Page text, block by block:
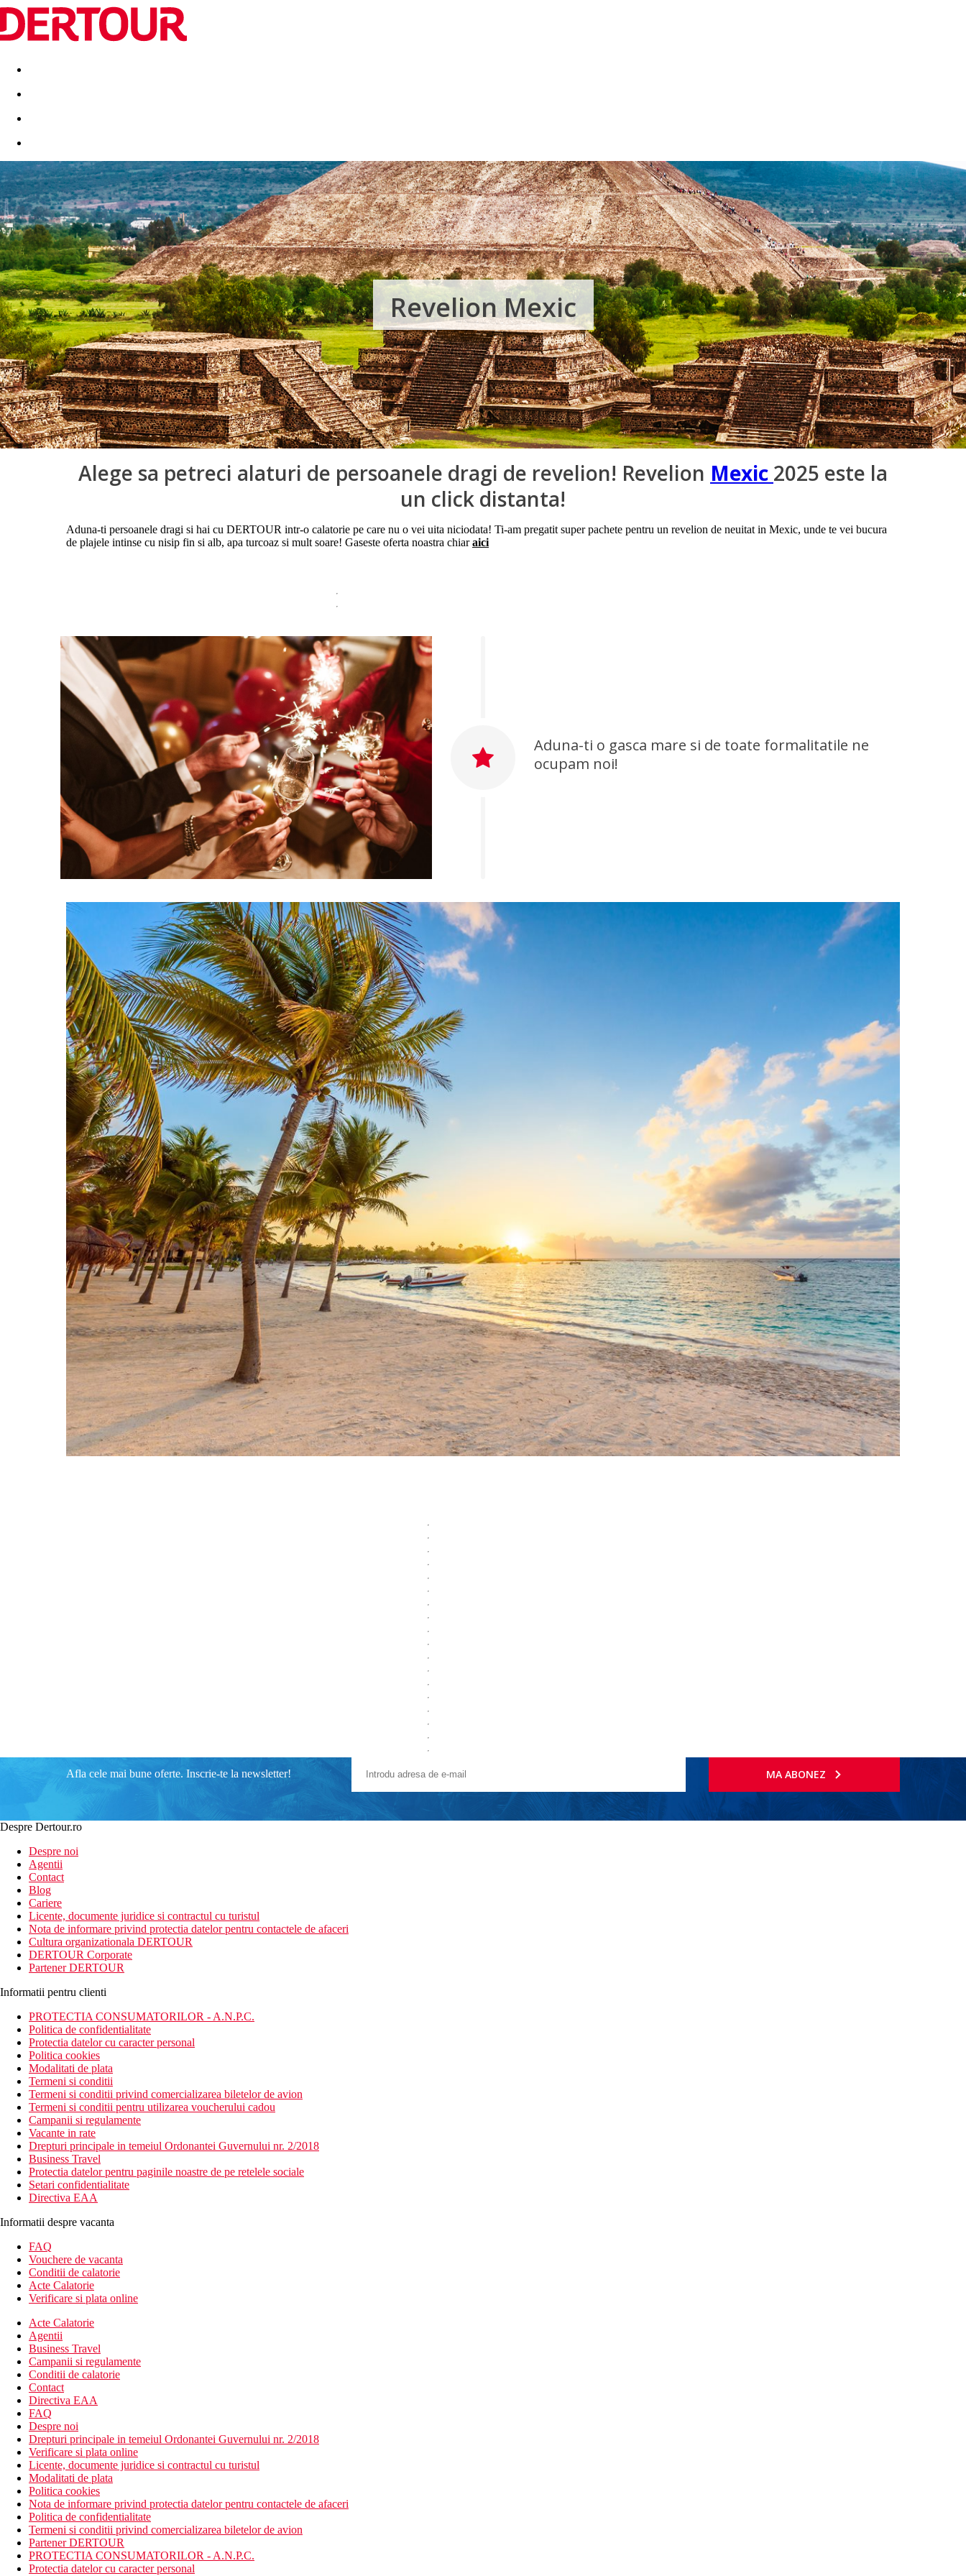
Destinatii Vacanta perfecta OFERTE DE NERATAT
Revelion Mexic
Alege sa petreci alaturi de persoanele dragi de revelion! Revelion Mexic 2025 este la
un click distanta!
Aduna-ti persoanele dragi si hai cu DERTOUR intr-o calatorie pe care nu o vei uita niciodata! Ti-am pregatit super pachete pentru un revelion de neuitat in Mexic, unde te vei bucura
de plajele intinse cu nisip fin si alb, apa turcoaz si mult soare! Gaseste oferta noastra chiaraici
Aduna-ti o gasca mare si de toate formalitatile ne
ocupam noi!
Afla cele mai bune oferte. Inscrie-te la newsletter! MA ABONEZ
Despre Dertour.ro
Despre noi
Agentii
Contact
Blog
Cariere
Licente, documente juridice si contractul cu turistul
Nota de informare privind protectia datelor pentru contactele de afaceri
Cultura organizationala DERTOUR
DERTOUR Corporate
Partener DERTOUR
Informatii pentru clienti
PROTECTIA CONSUMATORILOR - A.N.P.C.
Politica de confidentialitate
Protectia datelor cu caracter personal
Politica cookies
Modalitati de plata
Termeni si conditii
Termeni si conditii privind comercializarea biletelor de avion
Termeni si conditii pentru utilizarea voucherului cadou
Campanii si regulamente
Vacante in rate
Drepturi principale in temeiul Ordonantei Guvernului nr. 2/2018
Business Travel
Protectia datelor pentru paginile noastre de pe retelele sociale
Setari confidentialitate
Directiva EAA
Informatii despre vacanta
FAQ
Vouchere de vacanta
Conditii de calatorie
Acte Calatorie
Verificare si plata online
Acte Calatorie
Agentii
Business Travel
Campanii si regulamente
Conditii de calatorie
Contact
Directiva EAA
FAQ
Despre noi
Drepturi principale in temeiul Ordonantei Guvernului nr. 2/2018
Verificare si plata online
Licente, documente juridice si contractul cu turistul
Modalitati de plata
Politica cookies
Nota de informare privind protectia datelor pentru contactele de afaceri
Politica de confidentialitate
Termeni si conditii privind comercializarea biletelor de avion
Partener DERTOUR
PROTECTIA CONSUMATORILOR - A.N.P.C.
Protectia datelor cu caracter personal